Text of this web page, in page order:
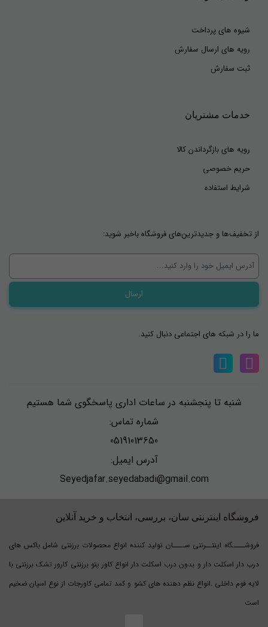
شیوه های پرداخت
رویه های ارسال سفارش
ثبت سفارش
خدمات مشتریان
رویه های بازگرداندن کالا
حریم خصوصی
شرایط استفاده
از تخفیف‌ها و جدیدترین‌های فروشگاه باخبر شوید:
ما را در شبکه های اجتماعی دنبال کنید.
شنبه تا پنجشنبه در ساعات اداری پاسخگوی شما هستیم
شماره تماس:
05191013650
آدرس ایمیل:
Seyedjafar.seyedabadi@gmail.com
فروشگاه اینترنتی سان، بررسی، انتخاب و خرید آنلاین
فروشــــگاه اینتــرنتی ســــان تولید کننده انواع محصولات برزنتی شامل باکس های
درب دار اسکلت دار و بدون درب اسکلت دار انواع کاور پتو برزنتی کارور تشک برزنتی با
لایه فوم داخلی .انواع نظم دهنده های کشو و کمد تمامی کاورجات از نوع اسپان ضخیم
است